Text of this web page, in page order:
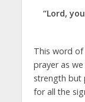
“Lord,
This word of
prayer as
strength but
for all the